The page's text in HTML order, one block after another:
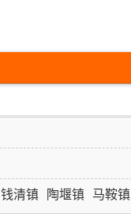
钱清镇 陶堰镇 马鞍镇